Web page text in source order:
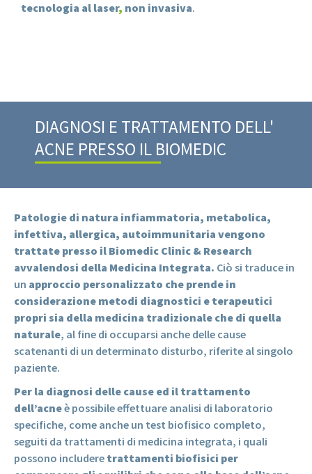
tecnologia al laser, non invasiva.
DIAGNOSI E TRATTAMENTO DELL'
ACNE PRESSO IL BIOMEDIC
Patologie di natura infiammatoria, metabolica,
infettiva, allergica, autoimmunitaria vengono
trattate presso il Biomedic Clinic & Research
avvalendosi della Medicina Integrata. Ciò si traduce in
un approccio personalizzato che prende in
considerazione metodi diagnostici e terapeutici
propri sia della medicina tradizionale che di quella
naturale, al fine di occuparsi anche delle cause
scatenanti di un determinato disturbo, riferite al singolo
paziente.
Per la diagnosi delle cause ed il trattamento
dell’acneè possibile effettuare analisi di laboratorio
specifiche, come anche un test biofisico completo,
seguiti da trattamenti di medicina integrata, i quali
possono includere trattamenti biofisici per